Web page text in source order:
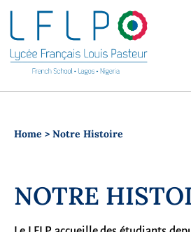
Home > Notre Histoire
NOTRE